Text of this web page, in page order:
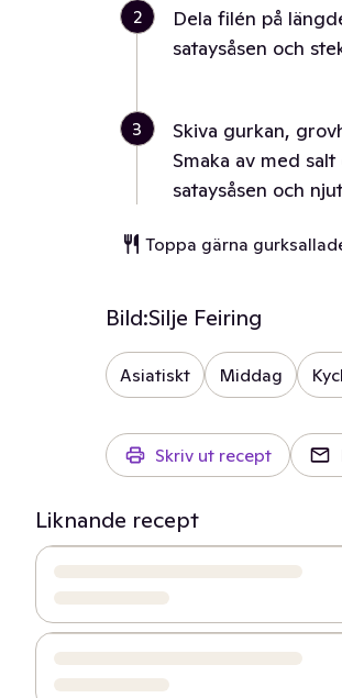
2
Dela filén på
sataysåsen och
3
Skiva gurkan,
Smaka av med
sataysåsen och
Toppa gärna
Bild:Silje Feiring
Asiatiskt Middag
Skriv ut recept
Liknande recept